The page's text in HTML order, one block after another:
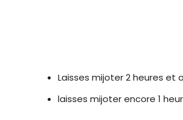
Laisses mijoter 2 heures et
laisses mijoter encore 1